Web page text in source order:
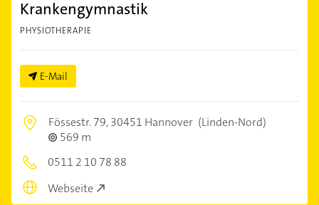
Krankengymnastik
PHYSIOTHERAPIE
E-Mail
Fössestr. 79,30451 Hannover (Linden-Nord)
569 m
0511 2 10 78 88
Webseite